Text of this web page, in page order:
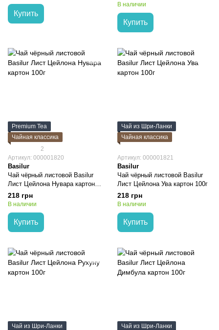
Купить
В наличии
Купить
Premium Tea
Чайная классика
2
Артикул: 000001820
Basilur
Чай чёрный листовой Basilur
Лист Цейлона Нувара картон
100г
218 грн
В наличии
Купить
Чай из Шри-Ланки
Чайная классика
Артикул: 000001821
Basilur
Чай чёрный листовой Basilur
Лист Цейлона Ува картон 100г
218 грн
В наличии
Купить
Чай из Шри-Ланки
Чай из Шри-Ланки